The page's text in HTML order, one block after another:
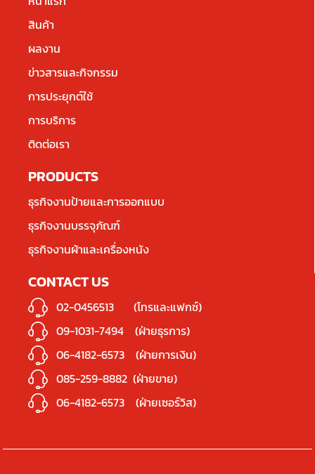
สินค้า
ผลงาน
ข่าวสารและกิจกรรม
การประยุกต์ใช้
การบริการ
ติดต่อเรา
PRODUCTS
ธุรกิจงานป้ายและการออกแบบ
ธุรกิจงานบรรจุภัณฑ์
ธุรกิจงานผ้าและเครื่องหนัง
CONTACT US
02-0456513
(โทรและแฟกซ์)
09-1031-7494 (ฝ่ายธุรการ)
06-4182-6573 (ฝ่ายการเงิน)
085-259-8882 (ฝ่ายขาย)
06-4182-6573 (ฝ่ายเซอร์วิส)